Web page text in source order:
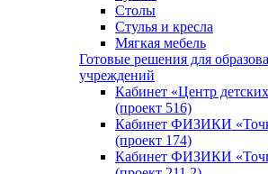
Столы
Стулья и кресла
Мягкая мебель
Готовые решения для
учреждений
Кабинет «Центр
(проект 516)
Кабинет ФИЗИКИ
(проект 174)
Кабинет ФИЗИКИ